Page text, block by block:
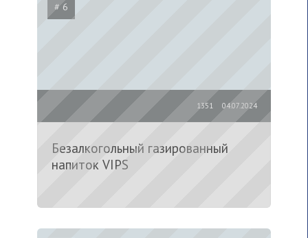
# 6
04.07.2024
1351
Безалкогольный газированный
напиток VIPS